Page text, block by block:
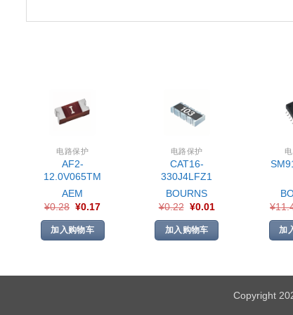
电路保护
AF2-
12.0V065TM
AEM
¥0.28 ¥0.17
加入购物车
电路保护
CAT16-
330J4LFZ1
BOURNS
¥0.22 ¥0.01
加入购物车
¥
加
Copyright